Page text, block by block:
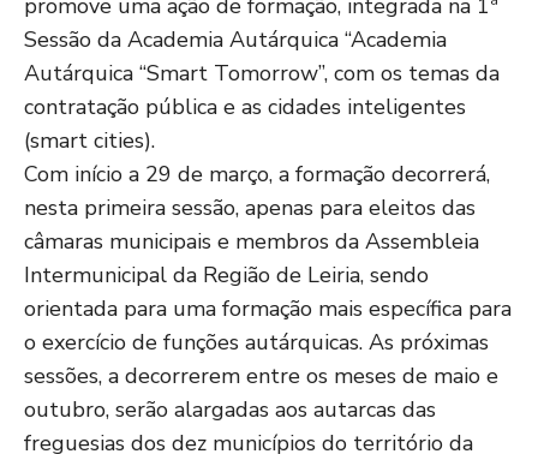
promove uma ação de formação, integrada na 1ª
Sessão da Academia Autárquica “Academia
Autárquica “Smart Tomorrow”, com os temas da
contratação pública e as cidades inteligentes
(smart cities).
Com início a 29 de março, a formação decorrerá,
nesta primeira sessão, apenas para eleitos das
câmaras municipais e membros da Assembleia
Intermunicipal da Região de Leiria, sendo
orientada para uma formação mais específica para
o exercício de funções autárquicas. As próximas
sessões, a decorrerem entre os meses de maio e
outubro, serão alargadas aos autarcas das
freguesias dos dez municípios do território da